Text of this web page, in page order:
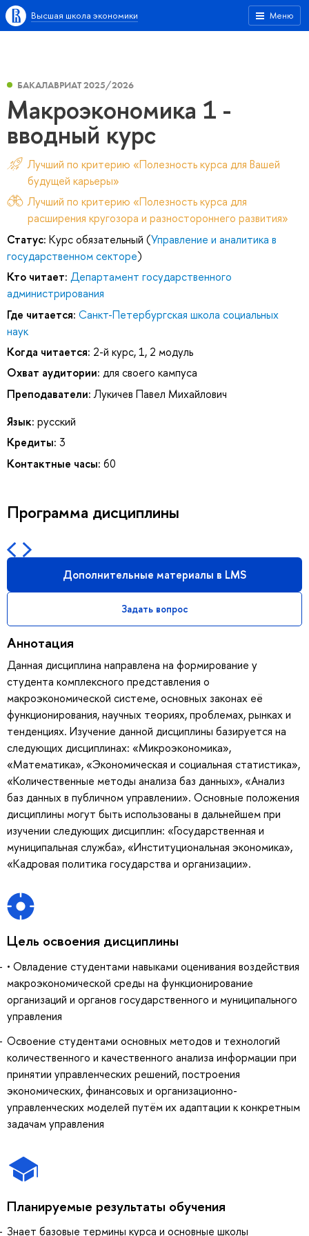
Меню
Высшая школа экономики
БАКАЛАВРИАТ 2025/2026
Макроэкономика 1 -
вводный курс
Лучший по критерию «Полезность курса для Вашей
будущей карьеры»
Лучший по критерию «Полезность курса для
расширения кругозора и разностороннего развития»
Статус: Курс обязательный (Управление и аналитика в
государственном секторе)
Кто читает: Департамент государственного
администрирования
Где читается: Санкт-Петербургская школа социальных
наук
Когда читается: 2-й курс, 1, 2 модуль
Охват аудитории: для своего кампуса
Преподаватели: Лукичев Павел Михайлович
Язык: русский
Кредиты: 3
Контактные часы: 60
Программа дисциплины
Дополнительные материалы в LMS
Задать вопрос
Аннотация
Данная дисциплина направлена на формирование у
студента комплексного представления о
макроэкономической системе, основных законах её
функционирования, научных теориях, проблемах, рынках и
тенденциях. Изучение данной дисциплины базируется на
следующих дисциплинах: «Микроэкономика»,
«Математика», «Экономическая и социальная статистика»,
«Количественные методы анализа баз данных», «Анализ
баз данных в публичном управлении». Основные положения
дисциплины могут быть использованы в дальнейшем при
изучении следующих дисциплин: «Государственная и
муниципальная служба», «Институциональная экономика»,
«Кадровая политика государства и организации».
Цель освоения дисциплины
• Овладение студентами навыками оценивания воздействия
макроэкономической среды на функционирование
организаций и органов государственного и муниципального
управления
Освоение студентами основных методов и технологий
количественного и качественного анализа информации при
принятии управленческих решений, построения
экономических, финансовых и организационно-
управленческих моделей путём их адаптации к конкретным
задачам управления
Планируемые результаты обучения
Знает базовые термины курса и основные школы